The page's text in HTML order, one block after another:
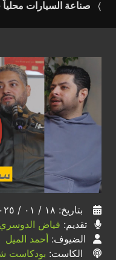
صناعة السيارات
بتاريخ: ١٨ / ٠١ / ٢٠٢٥
تقديم: فياض الدوسري
الضيوف: أحمد الميل
الكاست: بودكاست